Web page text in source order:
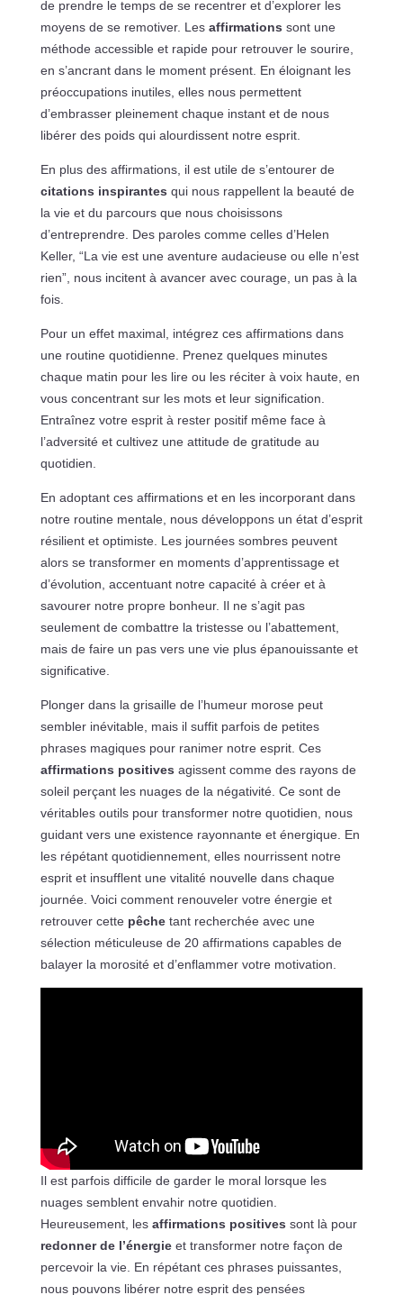
de prendre le temps de se recentrer et d’explorer les
moyens de se remotiver. Les affirmations sont une
méthode accessible et rapide pour retrouver le sourire,
en s’ancrant dans le moment présent. En éloignant les
préoccupations inutiles, elles nous permettent
d’embrasser pleinement chaque instant et de nous
libérer des poids qui alourdissent notre esprit.
En plus des affirmations, il est utile de s’entourer de
citations inspirantes qui nous rappellent la beauté de
la vie et du parcours que nous choisissons
d’entreprendre. Des paroles comme celles d’Helen
Keller, “La vie est une aventure audacieuse ou elle n’est
rien”, nous incitent à avancer avec courage, un pas à la
fois.
Pour un effet maximal, intégrez ces affirmations dans
une routine quotidienne. Prenez quelques minutes
chaque matin pour les lire ou les réciter à voix haute, en
vous concentrant sur les mots et leur signification.
Entraînez votre esprit à rester positif même face à
l’adversité et cultivez une attitude de gratitude au
quotidien.
En adoptant ces affirmations et en les incorporant dans
notre routine mentale, nous développons un état d’esprit
résilient et optimiste. Les journées sombres peuvent
alors se transformer en moments d’apprentissage et
d’évolution, accentuant notre capacité à créer et à
savourer notre propre bonheur. Il ne s’agit pas
seulement de combattre la tristesse ou l’abattement,
mais de faire un pas vers une vie plus épanouissante et
significative.
Plonger dans la grisaille de l’humeur morose peut
sembler inévitable, mais il suffit parfois de petites
phrases magiques pour ranimer notre esprit. Ces
affirmations positives agissent comme des rayons de
soleil perçant les nuages de la négativité. Ce sont de
véritables outils pour transformer notre quotidien, nous
guidant vers une existence rayonnante et énergique. En
les répétant quotidiennement, elles nourrissent notre
esprit et insufflent une vitalité nouvelle dans chaque
journée. Voici comment renouveler votre énergie et
retrouver cette pêchetant recherchée avec une
sélection méticuleuse de 20 affirmations capables de
balayer la morosité et d’enflammer votre motivation.
Il est parfois difficile de garder le moral lorsque les
nuages semblent envahir notre quotidien.
Heureusement, les affirmations positives sont là pour
redonner de l’énergieet transformer notre façon de
percevoir la vie. En répétant ces phrases puissantes,
nous pouvons libérer notre esprit des pensées